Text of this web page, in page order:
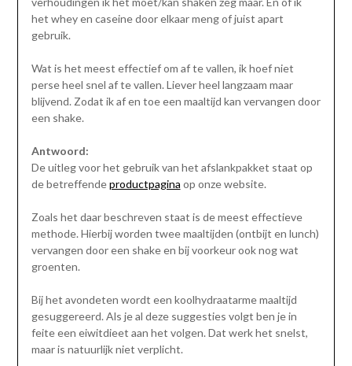
het whey en caseine door elkaar meng of juist apart
gebruik.
Wat is het meest effectief om af te vallen, ik hoef niet
perse heel snel af te vallen. Liever heel langzaam maar
blijvend. Zodat ik af en toe een maaltijd kan vervangen door
een shake.
Antwoord:
De uitleg voor het gebruik van het afslankpakket staat op
de betreffendeproductpagina op onze website.
Zoals het daar beschreven staat is de meest effectieve
methode. Hierbij worden twee maaltijden (ontbijt en lunch)
vervangen door een shake en bij voorkeur ook nog wat
groenten.
Bij het avondeten wordt een koolhydraatarme maaltijd
gesuggereerd. Als je al deze suggesties volgt ben je in
feite een eiwitdieet aan het volgen. Dat werk het snelst,
maar is natuurlijk niet verplicht.